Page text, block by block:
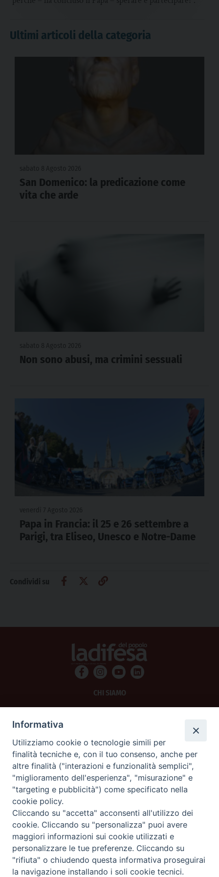
Ultimi articoli della categoria
San Domenico: la predicazione come
vita che arde
Non sono abusi, ma crimini sessuali
Papa in Francia: il 25 e 26 settembre a
Parigi, tra Eliseo, Unesco e Notre-Dame
Condividi su
CHI SIAMO
SCRIVICI
La Difesa srl - P.iva 05125420280
La Difesa del Popolo percepisce i contributi pubblici all'editoria.
La Difesa del Popolo, tramite la Fisc (Federazione Italiana Settimanali Cattolici)
ha aderito allo IAP (Istituto dell'Autodisciplina Pubblicitaria) accettando il Codice
di Autodisciplina della Comunicazione Commerciale.
La Difesa del Popolo è una testata registrata presso il Tribunale di Padova
decreto del 15 giugno 1950 al n. 37 del registro periodici.
Informativa
Utilizziamo cookie o tecnologie simili per
finalità tecniche e, con il tuo consenso, anche per
altre finalità ("interazioni e funzionalità semplici",
"miglioramento dell'esperienza", "misurazione" e
"targeting e pubblicità") come specificato nella
cookie policy.
Cliccando su "accetta" acconsenti all'utilizzo dei
cookie. Cliccando su "personalizza" puoi avere
maggiori informazioni sui cookie utilizzati e
personalizzare le tue preferenze. Cliccando su
"rifiuta" o chiudendo questa informativa proseguirai
la navigazione installando i soli cookie tecnici.